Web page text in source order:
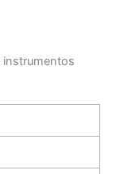
instrumentos